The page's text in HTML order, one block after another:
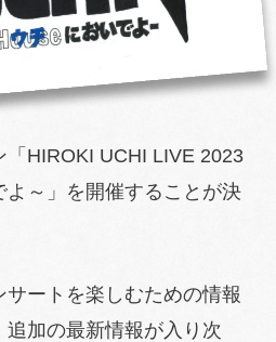
「HIROKI UCHI LIVE 2023
よ～」を開催することが決
ートを楽しむための情報
加の最新情報が入り次